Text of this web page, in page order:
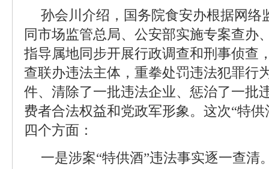
孙会川介绍，国务院食安办根据网络
同市场监管总局、公安部实施专案查办
指导属地同步开展行政调查和刑事侦查
查联办违法主体，重拳处罚违法犯罪行
件、清除了一批违法企业、惩治了一批
费者合法权益和党政军形象。这次“特
四个方面：
一是涉案“特供酒”违法事实逐一查清